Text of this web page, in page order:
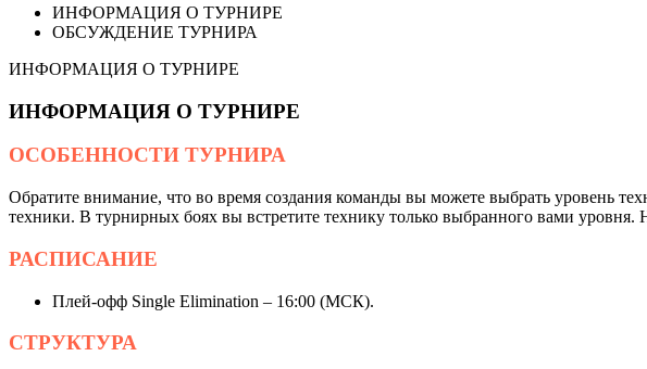
ИНФОРМАЦИЯ О ТУРНИРЕ
ОБСУЖДЕНИЕ ТУРНИРА
ИНФОРМАЦИЯ О ТУРНИРЕ
ИНФОРМАЦИЯ О ТУРНИРЕ
ОСОБЕННОСТИ ТУРНИРА
Обратите внимание, что во время создания команды вы можете выбрать уровень
техники. В турнирных боях вы встретите технику только выбранного вами
РАСПИСАНИЕ
Плей-офф Single Elimination – 16:00 (МСК).
СТРУКТУРА